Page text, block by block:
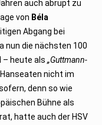
auch abrupt zu
von Béla
Abgang bei
nun die nächsten 100
– heute als„Guttmann-
nicht im
denn so wie
Bühne als
hatte auch der HSV